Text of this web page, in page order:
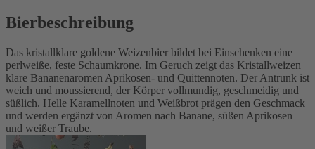
Bierbeschreibung
Das kristallklare goldene Weizenbier bildet bei Einschenken eine
perlweiße, feste Schaumkrone. Im Geruch zeigt das Kristallweizen
klare Bananenaromen Aprikosen- und Quittennoten. Der Antrunk ist
weich und moussierend, der Körper vollmundig, geschmeidig und
süßlich. Helle Karamellnoten und Weißbrot prägen den Geschmack
und werden ergänzt von Aromen nach Banane, süßen Aprikosen
und weißer Traube.